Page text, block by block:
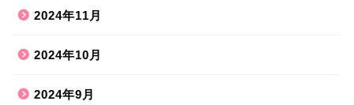
2024年11月
2024年10月
2024年9月